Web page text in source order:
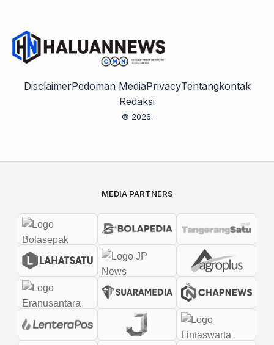
DisclaimerPedoman MediaPrivacyTentangkontak
Redaksi
© 2026.
MEDIA PARTNERS